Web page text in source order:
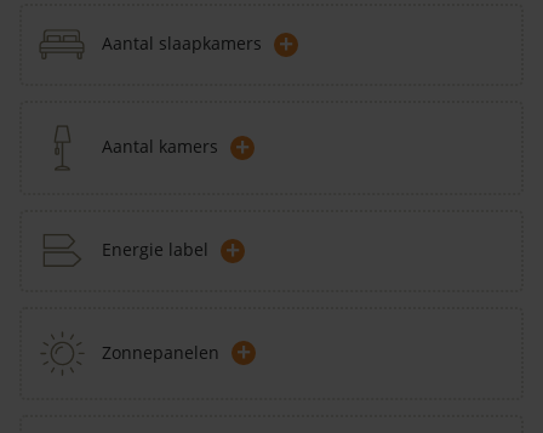
Aantal slaapkamers +
Aantal kamers +
Energie label +
Zonnepanelen +